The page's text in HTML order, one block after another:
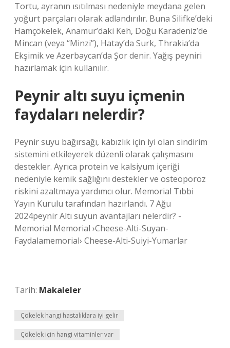
Tortu, ayranın ısıtılması nedeniyle meydana gelen
yoğurt parçaları olarak adlandırılır. Buna Silifke’deki
Hamçökelek, Anamur’daki Keh, Doğu Karadeniz’de
Mincan (veya “Minzi”), Hatay’da Surk, Thrakia’da
Ekşimik ve Azerbaycan’da Şor denir. Yağış peyniri
hazırlamak için kullanılır.
Peynir altı suyu içmenin
faydaları nelerdir?
Peynir suyu bağırsağı, kabızlık için iyi olan sindirim
sistemini etkileyerek düzenli olarak çalışmasını
destekler. Ayrıca protein ve kalsiyum içeriği
nedeniyle kemik sağlığını destekler ve osteoporoz
riskini azaltmaya yardımcı olur. Memorial Tıbbi
Yayın Kurulu tarafından hazırlandı. 7 Ağu
2024peynir Altı suyun avantajları nelerdir? -
Memorial Memorial ›Cheese-Alti-Suyan-
Faydalamemorial› Cheese-Alti-Suiyi-Yumarlar
Tarih: Makaleler
Çökelek hangi hastalıklara iyi gelir
Çökelek için hangi vitaminler var